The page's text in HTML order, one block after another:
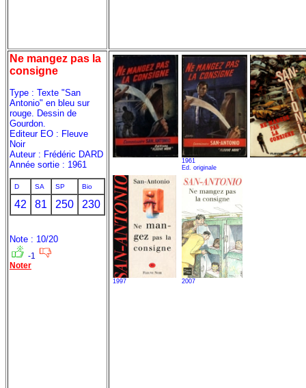
Ne mangez pas la
consigne
Type : Texte "San
Antonio" en bleu sur
rouge. Dessin de
Gourdon.
Editeur EO : Fleuve
Noir
Auteur : Frédéric DARD
Année sortie : 1961
D SA SP Bio
42 81 250 230
Note : 10/20
-1
Noter
1961
Ed. originale
1997 2007